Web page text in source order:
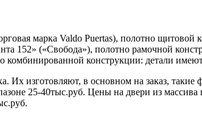
марка Valdo Puertas), полотно
152» («Свобода»), полотно рамочной
комбинированной конструкции: детали
Их изготовляют, в основном на заказ,
25-40тыс.руб. Цены на двери из